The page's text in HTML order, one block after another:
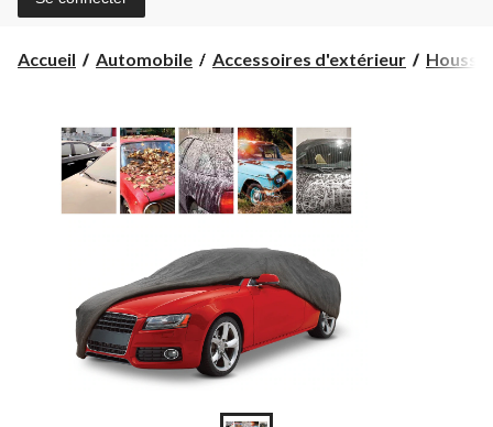
Accueil Automobile Accessoires d'extérieur